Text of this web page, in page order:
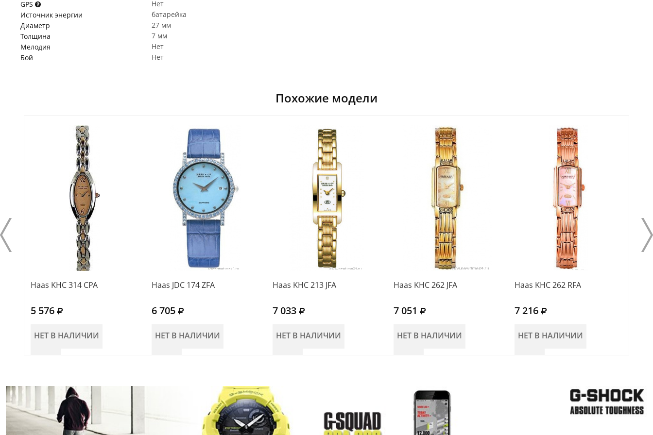
GPS
Нет
Источник энергии
батарейка
Диаметр
27 мм
Толщина
7 мм
Мелодия
Нет
Бой
Нет
Похожие модели
Haas KHC 314 CPA
5 576
НЕТ В НАЛИЧИИ
Haas JDC 174 ZFA
6 705
НЕТ В НАЛИЧИИ
Haas KHC 213 JFA
7 033
НЕТ В НАЛИЧИИ
Haas KHC 262 JFA
7 051
НЕТ В НАЛИЧИИ
Haas KHC 262 RFA
7 216
НЕТ В НАЛИЧИИ